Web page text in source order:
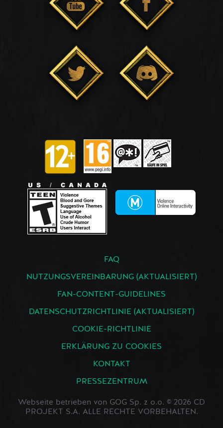
FAQ
NUTZUNGSVEREINBARUNG (AKTUALISIERT)
FAN-CONTENT-GUIDELINES
DATENSCHUTZRICHTLINIE (AKTUALISIERT)
COOKIE-RICHTLINIE
ERKLÄRUNG ZU COOKIES
KONTAKT
PRESSEZENTRUM
Webseite betrieben von GOG Sp. z o.o. © 2026 CD
PROJEKT S.A. ALLE RECHTE VORBEHALTEN.